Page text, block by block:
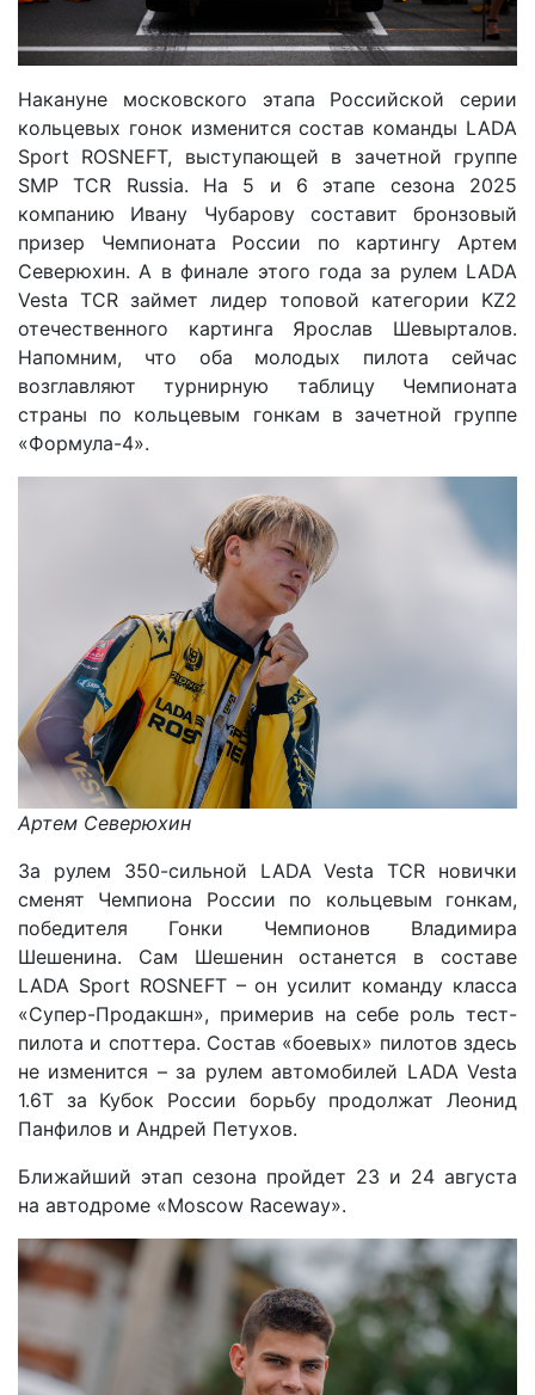
Накануне московского этапа Российской серии
кольцевых гонок изменится состав команды LADA
Sport ROSNEFT, выступающей в зачетной группе
SMP TCR Russia. На 5 и 6 этапе сезона 2025
компанию Ивану Чубарову составит бронзовый
призер Чемпионата России по картингу Артем
Северюхин. А в финале этого года за рулем LADA
Vesta TCR займет лидер топовой категории KZ2
отечественного картинга Ярослав Шевырталов.
Напомним, что оба молодых пилота сейчас
возглавляют турнирную таблицу Чемпионата
страны по кольцевым гонкам в зачетной группе
«Формула-4».
Артем Северюхин
За рулем 350-сильной LADA Vesta TCR новички
сменят Чемпиона России по кольцевым гонкам,
победителя Гонки Чемпионов Владимира
Шешенина. Сам Шешенин останется в составе
LADA Sport ROSNEFT – он усилит команду класса
«Супер-Продакшн», примерив на себе роль тест-
пилота и споттера. Состав «боевых» пилотов здесь
не изменится – за рулем автомобилей LADA Vesta
1.6T за Кубок России борьбу продолжат Леонид
Панфилов и Андрей Петухов.
Ближайший этап сезона пройдет 23 и 24 августа
на автодроме «Moscow Raceway».